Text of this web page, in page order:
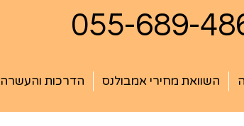
055-689-
הדרכות והעשרה השוואת מחירי אמבולנס